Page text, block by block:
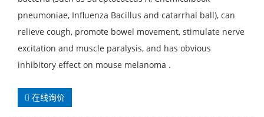
pneumoniae, Influenza Bacillus and catarrhal ball), can
relieve cough, promote bowel movement, stimulate nerve
excitation and muscle paralysis, and has obvious
inhibitory effect on mouse melanoma .
在线询价